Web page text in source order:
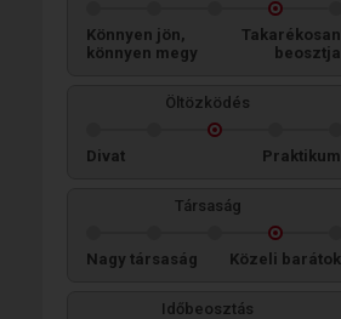
Könnyen jön,
könnyen megy
Takarékosan
beosztja
Öltözködés
Divat Praktikum
Társaság
Nagy társaság Közeli barátok
Időbeosztás